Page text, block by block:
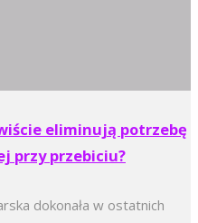
eliminują potrzebę
przy przebiciu?
dokonała w ostatnich